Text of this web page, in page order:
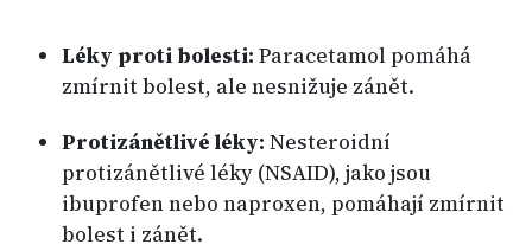
Léky proti bolesti: Paracetamol pomáhá
zmírnit bolest, ale nesnižuje zánět.
Protizánětlivé léky: Nesteroidní
protizánětlivé léky (NSAID), jako jsou
ibuprofen nebo naproxen, pomáhají zmírnit
bolest i zánět.